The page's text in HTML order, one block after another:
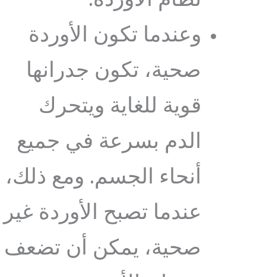
وعندما تكون الأوردة
صحية، تكون جدرانها
قوية للغاية ويتحرك
الدم بسرعة في جميع
أنحاء الجسم. ومع ذلك،
عندما تصبح الأوردة غير
صحية، يمكن أن تضعف